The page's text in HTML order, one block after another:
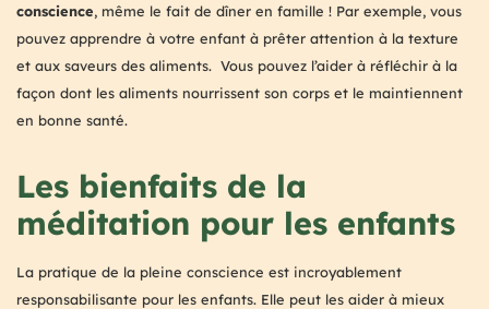
conscience, même le fait de dîner en famille ! Par exemple, vous
pouvez apprendre à votre enfant à prêter attention à la texture
et aux saveurs des aliments. Vous pouvez l’aider à réfléchir à la
façon dont les aliments nourrissent son corps et le maintiennent
en bonne santé.
Les bienfaits de la
méditation pour les enfants
La pratique de la pleine conscience est incroyablement
responsabilisante pour les enfants. Elle peut les aider à mieux